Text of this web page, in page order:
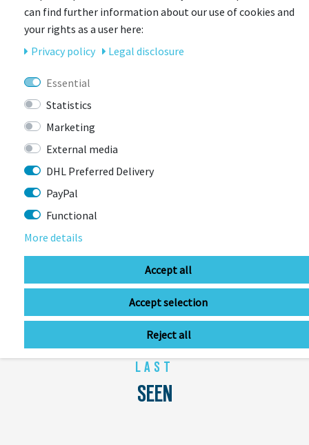
SPEEDairo 2 Rennrad-Fahrradhelm
aufwändige Doppelschalen-Konstruktion für mehr
hervorragende Passform durch AIRfit Technik
beste Aerodynamik
überarbeitetes Design
Casco-Loc zum einhändigen Verschließen und Öffnen
unterschiedliche Größen für perfekte Passform
LAST
SEEN
can find further information about our use of cookies and
your rights as a user here:
Privacy policy
Legal disclosure
Essential
Statistics
Marketing
External media
DHL Preferred Delivery
PayPal
Functional
More details
Accept all
Accept selection
Reject all